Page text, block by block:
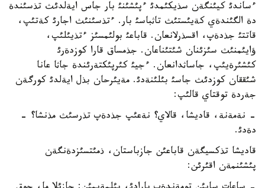
ءساندئ كيئنگةن سذيكئمدئ ءپئشئنئ بار جاس ايةلدئث تذسئندة
دة الگئندةي كةيئستئث تاثباسئ بار. ءتذسئنئث اجارئ كةتئپ،
قاتتئ جذدةپ، اقسذرلانعان. قاباعئ بولئمسئز ءتذيئلئپ،
ؤايئمنئث سئزئنان شئتئناعان. جذمساق قارا كوزدةرئ
كئشئرةيئپ، جاساثدانعان. ءجيئ كئرپئكتةرئندة جاثا عانا
شئققان كوزدئث جاسئ بئلئنةدئ. مةيئرحان بذل ايةلدئ كورگةن
جةردة توقتاي قالئپ:
- نةمةنة، قاديشا، قالاي؟ نةعئپ جذدةپ تذرسئث مذنشا؟ -
دةدئ.
قاديشا تذكسيگةن قاباعئن جازباستان، ذمئتسئزدةنگةن
پئشئنمةن اقئرئن: